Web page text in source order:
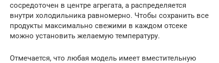
сосредоточен в центре агрегата, а распределяется
внутри холодильника равномерно. Чтобы сохранить все
продукты максимально свежими в каждом отсеке
можно установить желаемую температуру.
Отмечается, что любая модель имеет вместительную